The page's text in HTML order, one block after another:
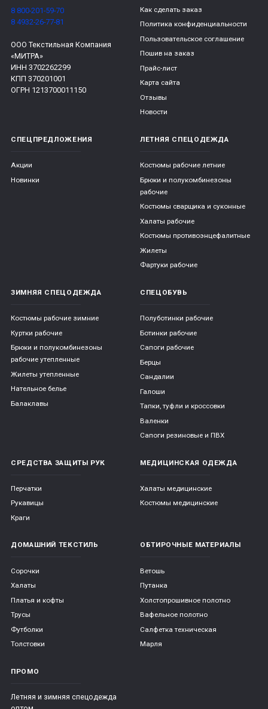
8 800-201-59-70
8 4932-26-77-81
ООО Текстильная Компания
«МИТРА»
ИНН 3702262299
КПП 370201001
ОГРН 1213700011150
Как сделать заказ
Политика конфиденциальности
Пользовательское соглашение
Пошив на заказ
Прайс-лист
Карта сайта
Отзывы
Новости
СПЕЦПРЕДЛОЖЕНИЯ
Акции
Новинки
ЛЕТНЯЯ СПЕЦОДЕЖДА
Костюмы рабочие летние
Брюки и полукомбинезоны
рабочие
Костюмы сварщика и суконные
Халаты рабочие
Костюмы противоэнцефалитные
Жилеты
Фартуки рабочие
ЗИМНЯЯ СПЕЦОДЕЖДА
Костюмы рабочие зимние
Куртки рабочие
Брюки и полукомбинезоны
рабочие утепленные
Жилеты утепленные
Нательное белье
Балаклавы
СПЕЦОБУВЬ
Полуботинки рабочие
Ботинки рабочие
Сапоги рабочие
Берцы
Сандалии
Галоши
Тапки, туфли и кроссовки
Валенки
Сапоги резиновые и ПВХ
СРЕДСТВА ЗАЩИТЫ РУК
Перчатки
Рукавицы
Краги
МЕДИЦИНСКАЯ ОДЕЖДА
Халаты медицинские
Костюмы медицинские
ДОМАШНИЙ ТЕКСТИЛЬ
Сорочки
Халаты
Платья и кофты
Трусы
Футболки
Толстовки
ОБТИРОЧНЫЕ МАТЕРИАЛЫ
Ветошь
Путанка
Холстопрошивное полотно
Вафельное полотно
Салфетка техническая
Марля
ПРОМО
Летняя и зимняя спецодежда